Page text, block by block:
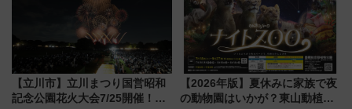
【立川市】立川まつり国営昭和
記念公園花火大会7/25開催！
【2026年版】夏休みに家族で夜
の動物園はいかが？東山動植物